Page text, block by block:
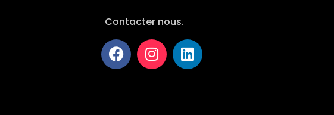
Contacter nous.